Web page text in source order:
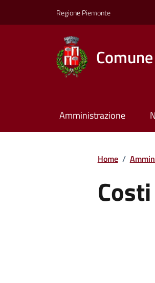
Regione Piemonte
Amministrazione
Home /